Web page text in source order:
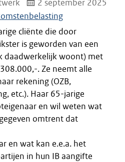
2 september 2025
cliënte die door
is geworden van een
daadwerkelijk woont) met
. Ze neemt alle
rekening (OZB,
etc.). Haar 65-jarige
en wil weten wat
omtrent dat
en wat kan e.e.a. het
in hun IB aangifte